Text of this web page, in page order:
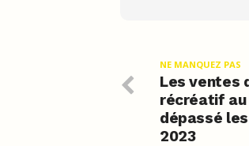
NE MANQUEZ PAS
Les ventes
récréatif au
dépassé
2023